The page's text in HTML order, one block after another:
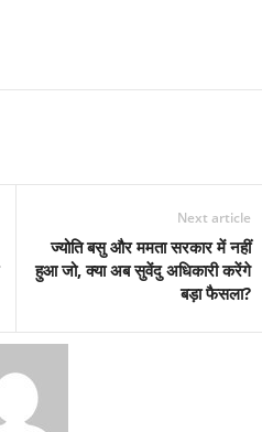
Next article
ज्योति बसु और ममता सरकार में नहीं
हुआ जो, क्या अब सुवेंदु अधिकारी करेंगे
बड़ा फैसला?